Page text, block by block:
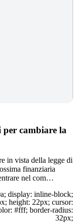
cambiare la
in vista della legge di
finanziaria
nel com…
display: inline-block;
height: 22px; cursor:
#fff; border-radius:
32px;